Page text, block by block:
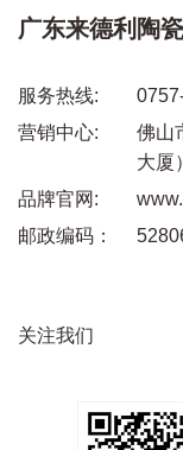
广东来德利陶
服务热线:
营销中心:
佛山
大厦）
品牌官网:
邮政编码：
关注我们